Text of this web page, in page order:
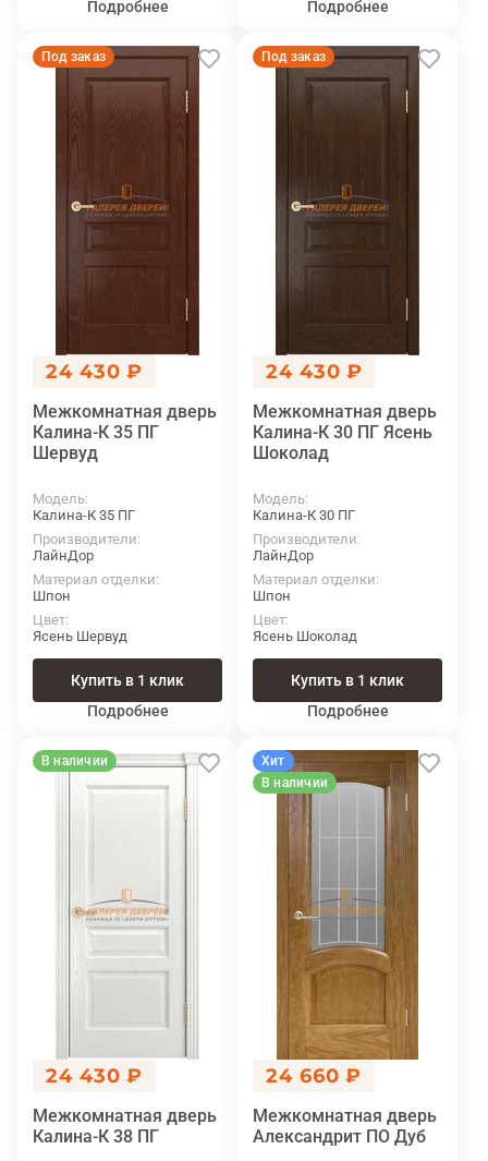
Подробнее Подробнее
Под заказ
24 430 ₽
Межкомнатная дверь
Калина-К 35 ПГ
Шервуд
Модель
Калина-К 35 ПГ
Производители
ЛайнДор
Материал отделки
Шпон
Цвет
Ясень Шервуд
Купить в 1 клик
Подробнее
Под заказ
24 430 ₽
Межкомнатная дверь
Калина-К 30 ПГ Ясень
Шоколад
Модель
Калина-К 30 ПГ
Производители
ЛайнДор
Материал отделки
Шпон
Цвет
Ясень Шоколад
Купить в 1 клик
Подробнее
В наличии
24 430 ₽
Межкомнатная дверь
Калина-К 38 ПГ
Хит
В наличии
24 660 ₽
Межкомнатная дверь
Александрит ПО Дуб